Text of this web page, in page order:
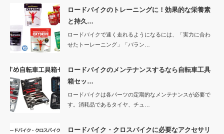
ロードバイクのトレーニングに！効果的な栄養素
と持久…
ロードバイクで速く走れるようになるには、「実力に合わ
せたトーレーニング」「バラン…
ロードバイクのメンテナンスするなら自転車工具
箱セッ…
ロードバイクは各パーツの定期的なメンテナンスが必要で
す。消耗品であるタイヤ、チュ…
ロードバイク・クロスバイクに必要なアクセサリ